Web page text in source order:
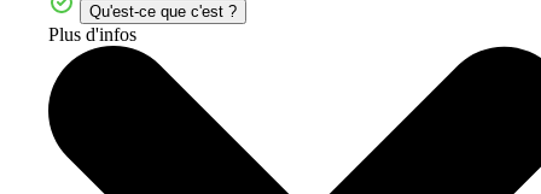
Qu'est-ce que c'est ?
Plus d'infos